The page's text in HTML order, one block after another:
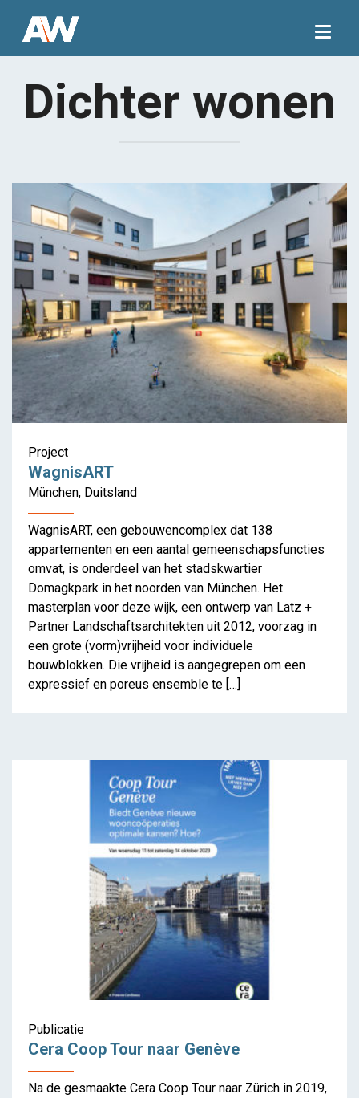
WagnisART
Cera Coop Tour naar
Genève
Dichter wonen
Project
WagnisART
München, Duitsland
WagnisART, een gebouwencomplex dat 138
appartementen en een aantal gemeenschapsfuncties
omvat, is onderdeel van het stadskwartier
Domagkpark in het noorden van München. Het
masterplan voor deze wijk, een ontwerp van Latz +
Partner Landschaftsarchitekten uit 2012, voorzag in
een grote (vorm)vrijheid voor individuele
bouwblokken. Die vrijheid is aangegrepen om een
expressief en poreus ensemble te […]
Publicatie
Cera Coop Tour naar Genève
Na de gesmaakte Cera Coop Tour naar Zürich in 2019,